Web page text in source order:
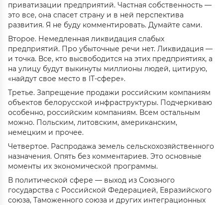
приватизации предприятий. Частная собственность —
это все, она спасет страну и в ней перспектива
развития. Я не буду комментировать. Думайте сами.
Второе. Немедленная ликвидация слабых
предприятий. Про убыточные речи нет. Ликвидация —
и точка. Все, кто высвободится на этих предприятиях, а
на улицу будут выкинуты миллионы людей, цитирую,
«найдут свое место в IT-сфере».
Третье. Запрещение продажи российским компаниям
объектов белорусской инфраструктуры. Подчеркиваю
особенно, российским компаниям. Всем остальным
можно. Польским, литовским, американским,
немецким и прочее.
Четвертое. Распродажа земель сельскохозяйственного
назначения. Опять без комментариев. Это основные
моменты их экономической программы.
В политической сфере — выход из Союзного
государства с Российской Федерацией, Евразийского
союза, Таможенного союза и других интеграционных